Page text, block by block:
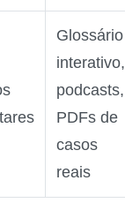
Glossário
interativo,
podcasts,
PDFs de
casos
reais